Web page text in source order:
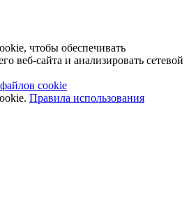
чтобы обеспечивать
веб-сайта и анализировать сетевой
cookie
Правила использования